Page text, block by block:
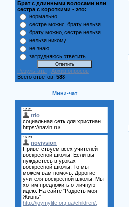
Брат с длинными волосами или
сестра с короткими - это:
нормально
сестре можно, брату нельзя
брату можно, сестре нельзя
нельзя никому
не знаю
затрудняюсь ответить
Результаты | Архив опросов
Всего ответов: 588
Мини-чат